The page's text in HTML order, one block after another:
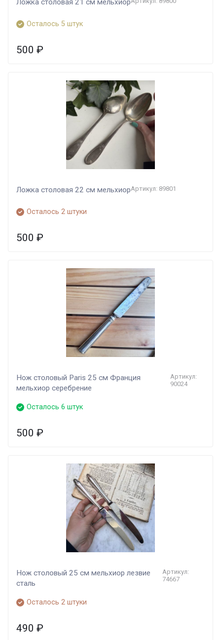
Ложка столовая 21 см мельхиор
Осталось 5 штук
500 ₽
Ложка столовая 22 см мельхиорАртикул: 89801
Осталось 2 штуки
500 ₽
Нож столовый Paris 25 см Франция
мельхиор серебрение
Артикул:
90024
Осталось 6 штук
500 ₽
Нож столовый 25 см мельхиор лезвие
сталь
Артикул:
74667
Осталось 2 штуки
490 ₽